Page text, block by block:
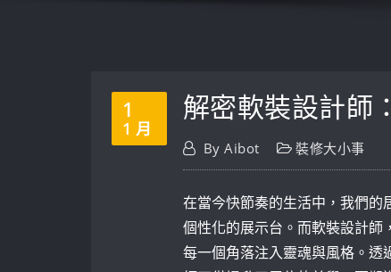
1
1 月
解密軟裝設計師
ByAibot 裝修大小事
在當今快節奏的生活中，我們的
個性化的展示台。而軟裝設計師
每一個角落注入靈魂與風格。透